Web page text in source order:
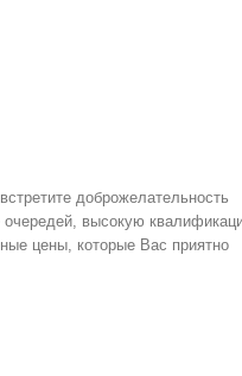
доброжелательность
очередей, высокую
цены, которые Вас приятно